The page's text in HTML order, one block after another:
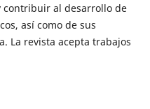
al desarrollo de
así como de sus
La revista acepta trabajos